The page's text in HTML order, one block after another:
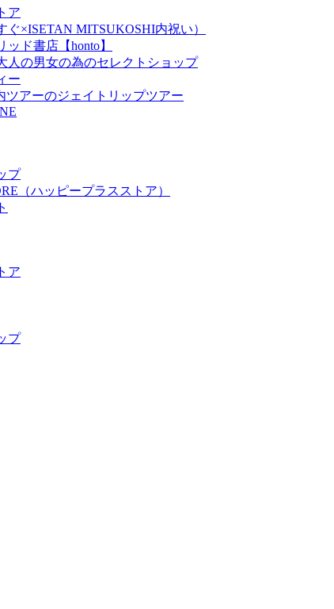
ア
×ISETAN MITSUKOSHI内祝い）
ド書店【honto】
人の男女の為のセレクトショップ
ー
ツアーのジェイトリップツアー
プ
（ハッピープラスストア）
ア
プ